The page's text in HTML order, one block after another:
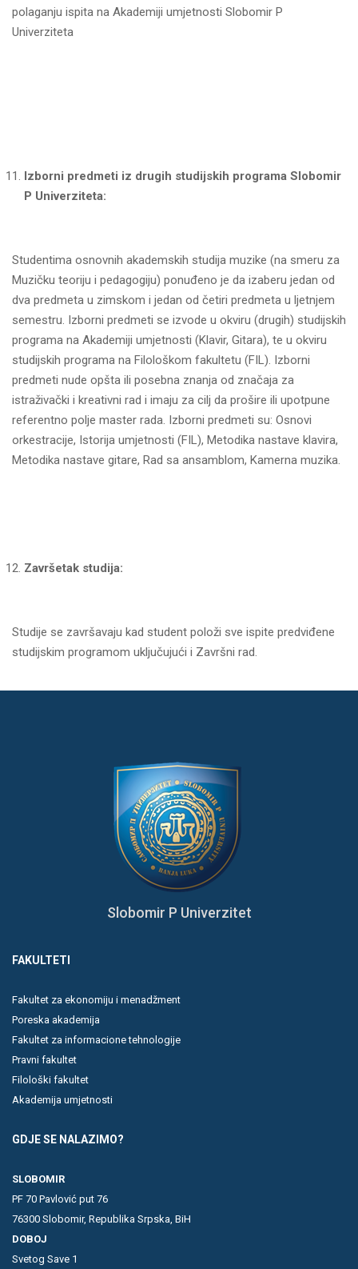
polaganju ispita na Akademiji umjetnosti Slobomir P
Univerziteta
Izborni predmeti iz drugih studijskih programa Slobomir
P Univerziteta:
Studentima osnovnih akademskih studija muzike (na smeru za
Muzičku teoriju i pedagogiju) ponuđeno je da izaberu jedan od
dva predmeta u zimskom i jedan od četiri predmeta u ljetnjem
semestru. Izborni predmeti se izvode u okviru (drugih) studijskih
programa na Akademiji umjetnosti (Klavir, Gitara), te u okviru
studijskih programa na Filološkom fakultetu (FIL). Izborni
predmeti nude opšta ili posebna znanja od značaja za
istraživački i kreativni rad i imaju za cilj da prošire ili upotpune
referentno polje master rada. Izborni predmeti su: Osnovi
orkestracije, Istorija umjetnosti (FIL), Metodika nastave klavira,
Metodika nastave gitare, Rad sa ansamblom, Kamerna muzika.
Završetak studija:
Studije se završavaju kad student položi sve ispite predviđene
studijskim programom uključujući i Završni rad.
Slobomir P Univerzitet
FAKULTETI
Fakultet za ekonomiju i menadžment
Poreska akademija
Fakultet za informacione tehnologije
Pravni fakultet
Filološki fakultet
Akademija umjetnosti
GDJE SE NALAZIMO?
SLOBOMIR
PF 70 Pavlović put 76
76300 Slobomir, Republika Srpska, BiH
DOBOJ
Svetog Save 1